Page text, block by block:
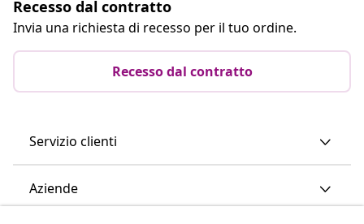
Recesso dal contratto
Invia una richiesta di recesso per il tuo ordine.
Recesso dal contratto
Servizio clienti
Aziende